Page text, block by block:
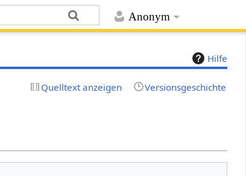
Anonym
Hilfe
Quelltext anzeigen Versionsgeschichte